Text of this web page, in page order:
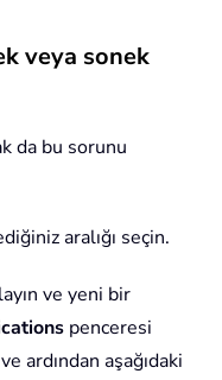
veya sonek
da bu sorunu
aralığı seçin.
ve yeni bir
penceresi
ardından aşağıdaki